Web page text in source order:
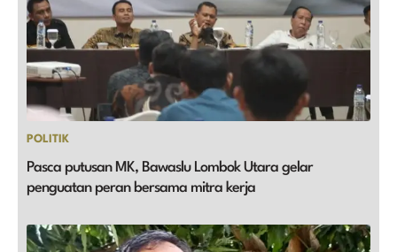
POLITIK
Pasca putusan MK, Bawaslu Lombok Utara gelar
penguatan peran bersama mitra kerja